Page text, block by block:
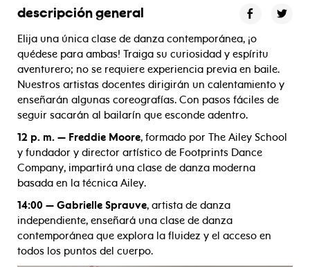
descripción general
Elija una única clase de danza contemporánea, ¡o
quédese para ambas! Traiga su curiosidad y espíritu
aventurero; no se requiere experiencia previa en baile.
Nuestros artistas docentes dirigirán un calentamiento y
enseñarán algunas coreografías. Con pasos fáciles de
seguir sacarán al bailarín que esconde adentro.
12 p. m. — Freddie Moore, formado por The Ailey School
y fundador y director artístico de Footprints Dance
Company, impartirá una clase de danza moderna
basada en la técnica Ailey.
14:00 — Gabrielle Sprauve, artista de danza
independiente, enseñará una clase de danza
contemporánea que explora la fluidez y el acceso en
todos los puntos del cuerpo.